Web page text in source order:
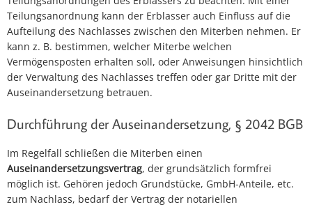
Teilungsanordnung kann der Erblasser auch Einfluss auf die
Aufteilung des Nachlasses zwischen den Miterben nehmen. Er
kann z. B. bestimmen, welcher Miterbe welchen
Vermögensposten erhalten soll, oder Anweisungen hinsichtlich
der Verwaltung des Nachlasses treffen oder gar Dritte mit der
Auseinandersetzung betrauen.
Durchführung der Auseinandersetzung, § 2042 BGB
Im Regelfall schließen die Miterben einen
Auseinandersetzungsvertrag, der grundsätzlich formfrei
möglich ist. Gehören jedoch Grundstücke, GmbH-Anteile, etc.
zum Nachlass, bedarf der Vertrag der notariellen